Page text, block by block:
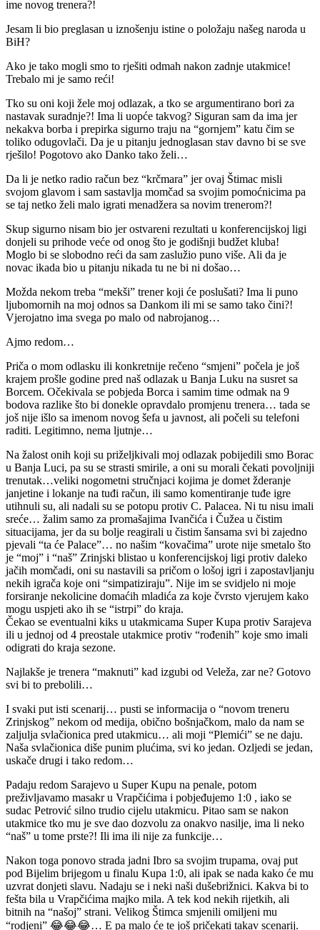
ime novog trenera?!
Jesam li bio preglasan u iznošenju istine o položaju našeg naroda u
BiH?
Ako je tako mogli smo to rješiti odmah nakon zadnje utakmice!
Trebalo mi je samo reći!
Tko su oni koji žele moj odlazak, a tko se argumentirano bori za
nastavak suradnje?! Ima li uopće takvog? Siguran sam da ima jer
nekakva borba i prepirka sigurno traju na “gornjem” katu čim se
toliko odugovlači. Da je u pitanju jednoglasan stav davno bi se sve
rješilo! Pogotovo ako Danko tako želi…
Da li je netko radio račun bez “krčmara” jer ovaj Štimac misli
svojom glavom i sam sastavlja momčad sa svojim pomoćnicima pa
se taj netko želi malo igrati menadžera sa novim trenerom?!
Skup sigurno nisam bio jer ostvareni rezultati u konferencijskoj ligi
donjeli su prihode veće od onog što je godišnji budžet kluba!
Moglo bi se slobodno reći da sam zaslužio puno više. Ali da je
novac ikada bio u pitanju nikada tu ne bi ni došao…
Možda nekom treba “mekši” trener koji će poslušati? Ima li puno
ljubomornih na moj odnos sa Dankom ili mi se samo tako čini?!
Vjerojatno ima svega po malo od nabrojanog…
Ajmo redom…
Priča o mom odlasku ili konkretnije rečeno “smjeni” počela je još
krajem prošle godine pred naš odlazak u Banja Luku na susret sa
Borcem. Očekivala se pobjeda Borca i samim time odmak na 9
bodova razlike što bi donekle opravdalo promjenu trenera… tada se
još nije išlo sa imenom novog šefa u javnost, ali počeli su telefoni
raditi. Legitimno, nema ljutnje…
Na žalost onih koji su priželjkivali moj odlazak pobijedili smo Borac
u Banja Luci, pa su se strasti smirile, a oni su morali čekati povoljniji
trenutak…veliki nogometni stručnjaci kojima je domet žderanje
janjetine i lokanje na tuđi račun, ili samo komentiranje tuđe igre
utihnuli su, ali nadali su se potopu protiv C. Palacea. Ni tu nisu imali
sreće… žalim samo za promašajima Ivančića i Čužea u čistim
situacijama, jer da su bolje reagirali u čistim šansama svi bi zajedno
pjevali “ta će Palace”… no našim “kovačima” urote nije smetalo što
je “moj” i “naš” Zrinjski blistao u konferencijskoj ligi protiv daleko
jačih momčadi, oni su nastavili sa pričom o lošoj igri i zapostavljanju
nekih igrača koje oni “simpatiziraju”. Nije im se svidjelo ni moje
forsiranje nekolicine domaćih mladića za koje čvrsto vjerujem kako
mogu uspjeti ako ih se “istrpi” do kraja.
Čekao se eventualni kiks u utakmicama Super Kupa protiv Sarajeva
ili u jednoj od 4 preostale utakmice protiv “rođenih” koje smo imali
odigrati do kraja sezone.
Najlakše je trenera “maknuti” kad izgubi od Veleža, zar ne? Gotovo
svi bi to prebolili…
I svaki put isti scenarij… pusti se informacija o “novom treneru
Zrinjskog” nekom od medija, obično bošnjačkom, malo da nam se
zaljulja svlačionica pred utakmicu… ali moji “Plemići” se ne daju.
Naša svlačionica diše punim plućima, svi ko jedan. Ozljedi se jedan,
uskače drugi i tako redom…
Padaju redom Sarajevo u Super Kupu na penale, potom
preživljavamo masakr u Vrapčićima i pobjeđujemo 1:0 , iako se
sudac Petrović silno trudio cijelu utakmicu. Pitao sam se nakon
utakmice tko mu je sve dao dozvolu za onakvo nasilje, ima li neko
“naš” u tome prste?! Ili ima ili nije za funkcije…
Nakon toga ponovo strada jadni Ibro sa svojim trupama, ovaj put
pod Bijelim brijegom u finalu Kupa 1:0, ali ipak se nada kako će mu
uzvrat donjeti slavu. Nadaju se i neki naši dušebrižnici. Kakva bi to
fešta bila u Vrapčićima majko mila. A tek kod nekih rijetkih, ali
bitnih na “našoj” strani. Velikog Štimca smjenili omiljeni mu
“rodjeni” 😂😂😂… E pa malo će te još pričekati takav scenarij.